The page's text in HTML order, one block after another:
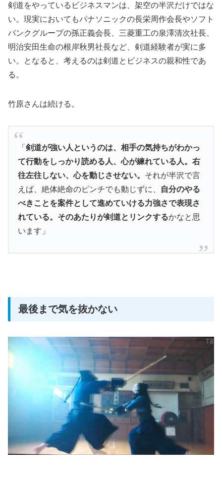
剣道をやっているビジネスマンは、架空の半沢だけではな
い。現実においてもパナソニックの長栄周作会長やソフト
バンクグループの孫正義会長、三菱重工の泉澤清次社長、
明治安田生命の根岸秋男社長など、剣道経験者が実に多
い。となると、考えるのは剣道とビジネスの親和性であ
る。
竹原さんは続ける。
「剣道が強い人というのは、相手の気持ちがわかっ
て行動をしっかり読める人、心が練れている人。右
往左往しない、心を動じさせない。 それが半沢で言
えば、絶体絶命のピンチでも動じずに、
自分のやる
べきことを案件として進めていける力強さで表現さ
れている。そのあたりが剣道とリンクするかなと思
います」
最後まで気を抜かない